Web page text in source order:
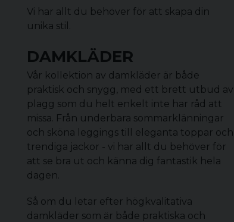
Vi har allt du behöver för att skapa din
unika stil.
DAMKLÄDER
Vår kollektion av damkläder är både
praktisk och snygg, med ett brett utbud av
plagg som du helt enkelt inte har råd att
missa. Från underbara sommarklänningar
och sköna leggings till eleganta toppar och
trendiga jackor - vi har allt du behöver för
att se bra ut och känna dig fantastik hela
dagen.
Så om du letar efter högkvalitativa
damkläder som är både praktiska och